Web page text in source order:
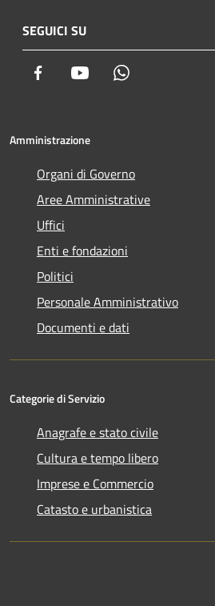
SEGUICI SU
Facebook Youtube
Amministrazione
Organi di Governo
Aree Amministrative
Uffici
Enti e fondazioni
Politici
Personale Amministrativo
Documenti e dati
Categorie di Servizio
Anagrafe e stato civile
Cultura e tempo libero
Imprese e Commercio
Catasto e urbanistica